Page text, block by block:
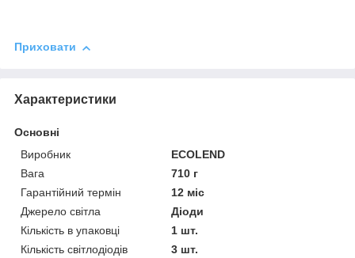
Приховати
Характеристики
Основні
Виробник
ECOLEND
Вага
710 г
Гарантійний термін
12 міс
Джерело світла
Діоди
Кількість в упаковці
1 шт.
Кількість світлодіодів
3 шт.